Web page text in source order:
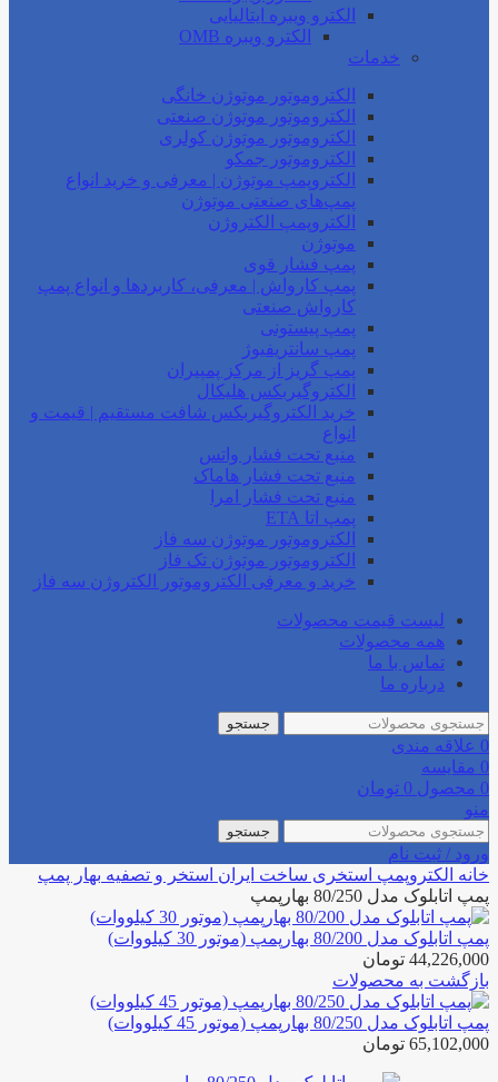
الکترو ویبره ایتالیایی
الکترو ویبره OMB
خدمات
الکتروموتور موتوژن خانگی
الکتروموتور موتوژن صنعتی
الکتروموتور موتوژن کولری
الکتروموتور جمکو
الکتروپمپ موتوژن | معرفی و خرید انواع
پمپ‌های صنعتی موتوژن
الکتروپمپ الکتروژن
موتوژن
پمپ فشار قوی
پمپ کارواش | معرفی، کاربردها و انواع پمپ
کارواش صنعتی
پمپ پیستونی
پمپ سانتریفیوژ
پمپ گریز از مرکز پمپیران
الکتروگیربکس هلیکال
خرید الکتروگیربکس شافت مستقیم | قیمت و
انواع
منبع تحت فشار واتس
منبع تحت فشار هاماک
منبع تحت فشار امرا
پمپ اتا ETA
الکتروموتور موتوژن سه فاز
الکتروموتور موتوژن تک فاز
خرید و معرفی الکتروموتور الکتروژن سه فاز
لیست قیمت محصولات
همه محصولات
تماس با ما
درباره ما
جستجو
0 علاقه مندی
0 مقایسه
0 محصول 0 تومان
منو
جستجو
ورود / ثبت نام
خانه الکتروپمپ استخری ساخت ایران استخر و تصفیه بهار پمپ
پمپ اتابلوک مدل 80/250 بهارپمپ
پمپ اتابلوک مدل 80/200 بهارپمپ (موتور 30 کیلووات)
44,226,000 تومان
بازگشت به محصولات
پمپ اتابلوک مدل 80/250 بهارپمپ (موتور 45 کیلووات)
65,102,000 تومان